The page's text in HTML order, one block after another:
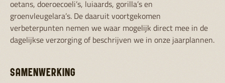
oetans, doeroecoeli’s, luiaards, gorilla’s en
groenvleugelara’s. De daaruit voortgekomen
verbeterpunten nemen we waar mogelijk direct mee in de
dagelijkse verzorging of beschrijven we in onze jaarplannen.
SAMENWERKING